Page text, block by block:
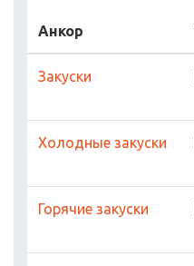
Анкор
Закуски
Холодные закуски
Горячие закуски